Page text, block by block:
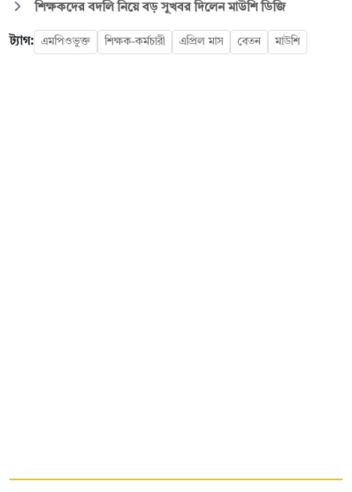
শিক্ষকদের বদলি নিয়ে বড় সুখবর দিলেন মাউশি ডিজি
ট্যাগ: এমপিওভুক্ত শিক্ষক-কর্মচারী এপ্রিল মাস বেতন মাউশি